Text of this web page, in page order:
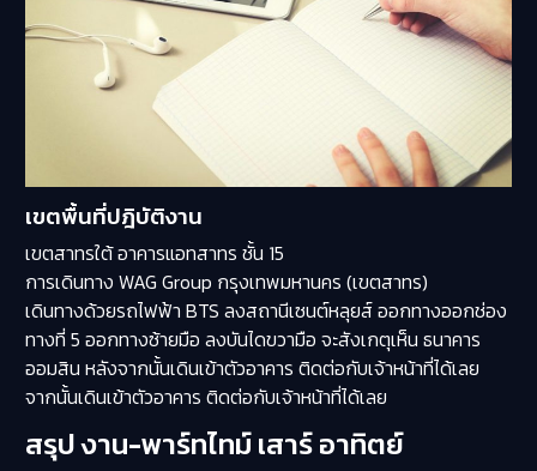
เขตพื้นที่ปฎิบัติงาน
เขตสาทรใต้ อาคารแอทสาทร ชั้น 15
การเดินทาง WAG Group กรุงเทพมหานคร (เขตสาทร)
เดินทางด้วยรถไฟฟ้า BTS ลงสถานีเซนต์หลุยส์ ออกทางออกช่อง
ทางที่ 5 ออกทางซ้ายมือ ลงบันไดขวามือ จะสังเกตุเห็น ธนาคาร
ออมสิน หลังจากนั้นเดินเข้าตัวอาคาร ติดต่อกับเจ้าหน้าที่ได้เลย
จากนั้นเดินเข้าตัวอาคาร ติดต่อกับเจ้าหน้าที่ได้เลย
สรุป งาน-พาร์ทไทม์ เสาร์ อาทิตย์